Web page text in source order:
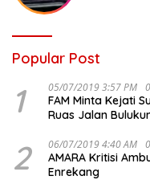
Popular Post
1 05/07/2019 3:57 PM
FAM Minta Kejati
Ruas Jalan
2 06/07/2019 4:40 AM
AMARA Kritisi
Enrekang